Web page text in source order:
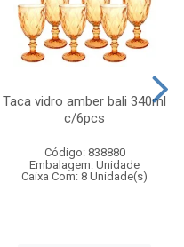
Taca vidro amber bali 340ml
c/6pcs
Código: 838880
Embalagem: Unidade
Caixa Com: 8 Unidade(s)